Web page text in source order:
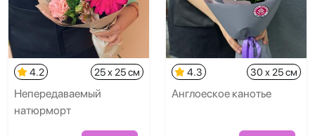
4.2 25 x 25 см
Непередаваемый
натюрморт
4.3 30 x 25 см
Англоеское канотье